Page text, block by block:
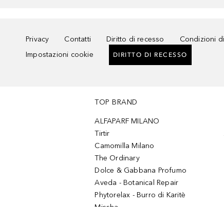
Privacy Contatti Diritto di recesso Condizioni
Impostazioni cookie
DIRITTO DI RECESSO
TOP BRAND
ALFAPARF MILANO
Tirtir
Camomilla Milano
The Ordinary
Dolce & Gabbana Profumo
Aveda - Botanical Repair
Phytorelax - Burro di Karitè